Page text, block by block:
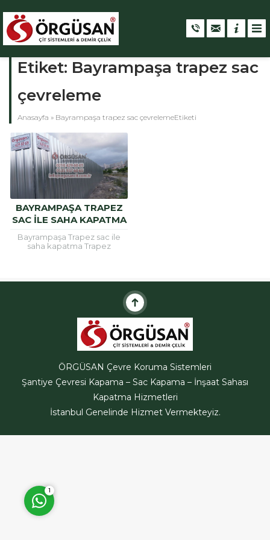
Etiket: Bayrampaşa trapez sac
çevreleme
Anasayfa » Bayrampaşa trapez sac çevrelemeEtiketi
BAYRAMPAŞA TRAPEZ
SAC ILE SAHA KAPATMA
Bayrampaşa Trapez sac ile
saha kapatma Trapez
kullanılan bir
ÖRGÜSAN Teklif Hattı
1
ÖRGÜSAN Çevre Koruma Sistemleri
Şantiye Çevresi Kapama – Sac Kapama – İnşaat Sahası
Kapatma Hizmetleri
İstanbul Genelinde Hizmet Vermekteyiz.